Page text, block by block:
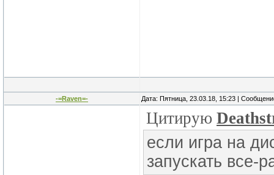
-=Raven=- Дата: Пятница, 23.03.18, 15:23 |
Цитирую
если игра на
запускать все-